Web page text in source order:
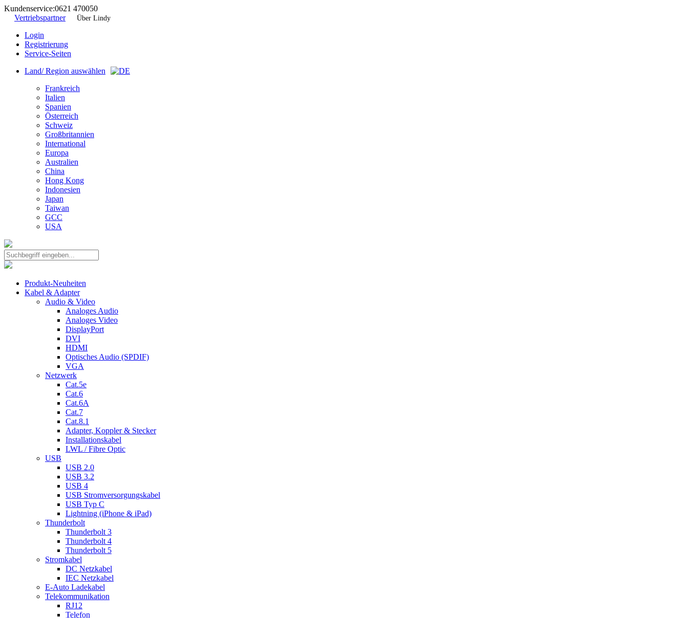
Kundenservice:0621 470050
Vertriebspartner
Über Lindy
Login
Registrierung
Service-Seiten
Land/ Region auswählen
Frankreich
Italien
Spanien
Österreich
Schweiz
Großbritannien
International
Europa
Australien
China
Hong Kong
Indonesien
Japan
Taiwan
GCC
USA
Produkt-Neuheiten
Kabel & Adapter
Audio & Video
Analoges Audio
Analoges Video
DisplayPort
DVI
HDMI
Optisches Audio (SPDIF)
VGA
Netzwerk
Cat.5e
Cat.6
Cat.6A
Cat.7
Cat.8.1
Adapter, Koppler & Stecker
Installationskabel
LWL / Fibre Optic
USB
USB 2.0
USB 3.2
USB 4
USB Stromversorgungskabel
USB Typ C
Lightning (iPhone & iPad)
Thunderbolt
Thunderbolt 3
Thunderbolt 4
Thunderbolt 5
Stromkabel
DC Netzkabel
IEC Netzkabel
E-Auto Ladekabel
Telekommunikation
RJ12
Telefon